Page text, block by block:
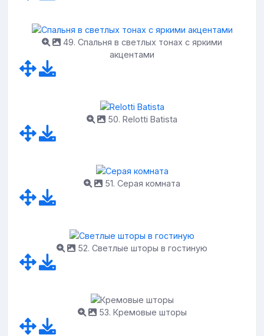
49. Спальня в светлых тонах с яркими
акцентами
50. Relotti Batista
51. Серая комната
52. Светлые шторы в гостиную
53. Кремовые шторы